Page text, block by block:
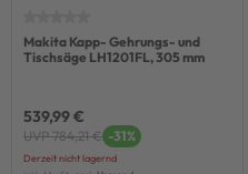
Makita Kapp- Gehrungs- und
Tischsäge LH1201FL, 305 mm
539,99 €
UVP 784,21 € -31%
Derzeit nicht lagernd